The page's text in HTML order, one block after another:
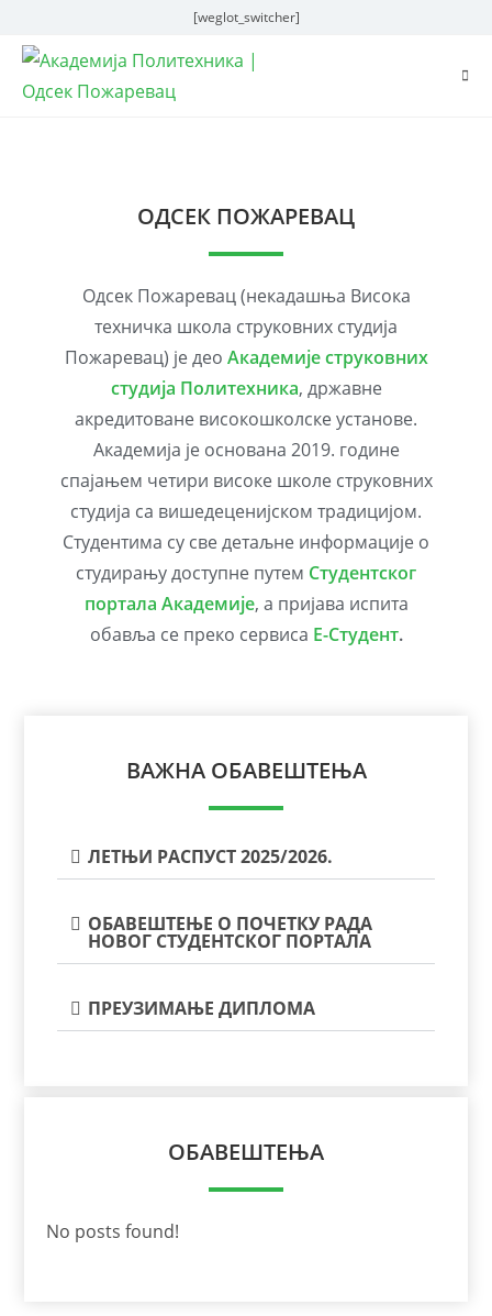
[weglot_switcher]
ОДСЕК ПОЖАРЕВАЦ
Одсек Пожаревац (некадашња Висока
техничка школа струковних студија
Пожаревац) је део Академије струковних
студија Политехника, државне
акредитоване високошколске установе.
Академија је основана 2019. године
спајањем четири високе школе струковних
студија са вишедеценијском традицијом.
Студентима су све детаљне информације о
студирању доступне путем Студентског
портала Академије, а пријава испита
обавља се преко сервиса Е-Студент.
ВАЖНА ОБАВЕШТЕЊА
ЛЕТЊИ РАСПУСТ 2025/2026.
ОБАВЕШТЕЊЕ О ПОЧЕТКУ РАДА
НОВОГ СТУДЕНТСКОГ ПОРТАЛА
ПРЕУЗИМАЊЕ ДИПЛОМА
ОБАВЕШТЕЊА
No posts found!